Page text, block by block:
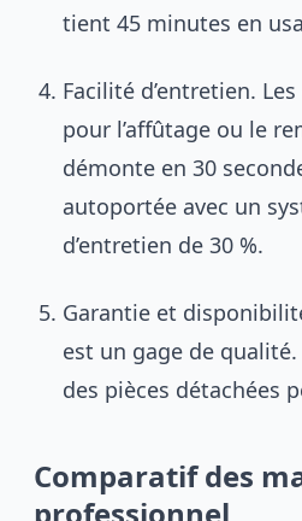
tient 45 minutes en
Facilité d’entretien.
pour l’affûtage ou le
démonte en 30
autoportée avec un
d’entretien de 30 %.
Garantie et
est un gage de
des pièces détachées
Comparatif des